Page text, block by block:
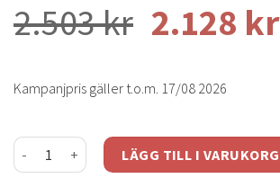
2.503kr 2.128 kr
Kampanjpris gäller t.o.m. 17/08 2026
Meja hatthylla svartbets 59cm 2 plan mängd
LÄGG TILL I VARUKORG